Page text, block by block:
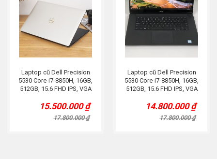
Laptop cũ Dell Precision
5530 Core i7-8850H, 16GB,
512GB, 15.6 FHD IPS, VGA
17.800.000₫
Original
price
was:
15.500.000₫
Current
price
is:
Laptop cũ Dell Precision
5530 Core i7-8850H, 16GB,
512GB, 15.6 FHD IPS, VGA
17.800.000₫
Original
price
was:
14.800.000₫
Current
price
is: